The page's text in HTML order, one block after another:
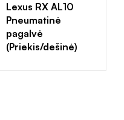
Lexus RX AL10
Pneumatinė
pagalvė
(Priekis/dešinė)